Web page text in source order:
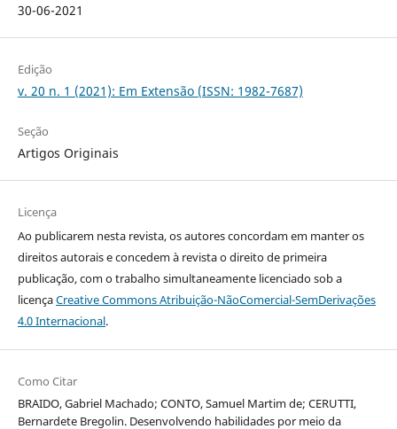
30-06-2021
Edição
v. 20 n. 1 (2021): Em Extensão (ISSN: 1982-7687)
Seção
Artigos Originais
Licença
Ao publicarem nesta revista, os autores concordam em manter os
direitos autorais e concedem à revista o direito de primeira
publicação, com o trabalho simultaneamente licenciado sob a
licençaCreative Commons Atribuição-NãoComercial-SemDerivações
4.0 Internacional.
Como Citar
BRAIDO, Gabriel Machado; CONTO, Samuel Martim de; CERUTTI,
Bernardete Bregolin. Desenvolvendo habilidades por meio da